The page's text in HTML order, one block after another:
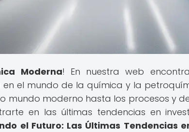
Moderna! En nuestra web
el mundo de la química y la
mundo moderno hasta los procesos y
en las últimas tendencias en
el Futuro: Las Últimas Tendencias